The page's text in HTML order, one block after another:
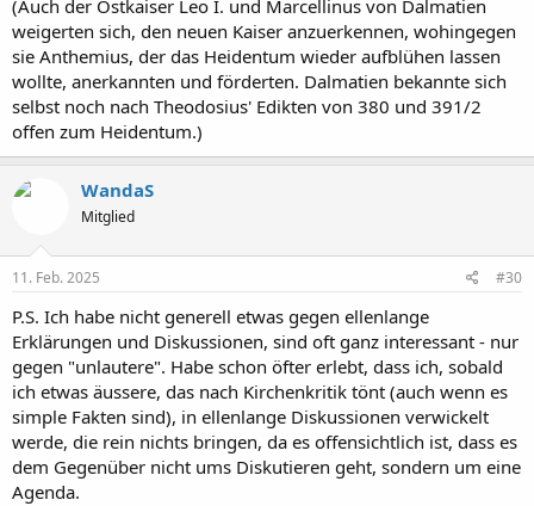
(Auch der Ostkaiser Leo I. und Marcellinus von Dalmatien
weigerten sich, den neuen Kaiser anzuerkennen, wohingegen
sie Anthemius, der das Heidentum wieder aufblühen lassen
wollte, anerkannten und förderten. Dalmatien bekannte sich
selbst noch nach Theodosius' Edikten von 380 und 391/2
offen zum Heidentum.)
WandaS
Mitglied
11. Feb. 2025 #30
P.S. Ich habe nicht generell etwas gegen ellenlange
Erklärungen und Diskussionen, sind oft ganz interessant - nur
gegen "unlautere". Habe schon öfter erlebt, dass ich, sobald
ich etwas äussere, das nach Kirchenkritik tönt (auch wenn es
simple Fakten sind), in ellenlange Diskussionen verwickelt
werde, die rein nichts bringen, da es offensichtlich ist, dass es
dem Gegenüber nicht ums Diskutieren geht, sondern um eine
Agenda.